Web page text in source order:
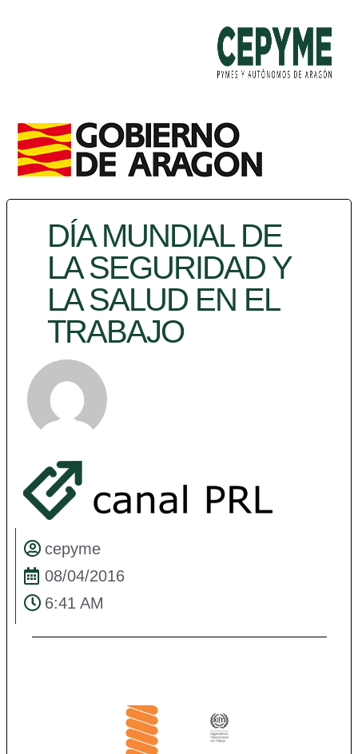
DÍA MUNDIAL DE
LA SEGURIDAD Y
LA SALUD EN EL
TRABAJO
cepyme
08/04/2016
6:41 AM